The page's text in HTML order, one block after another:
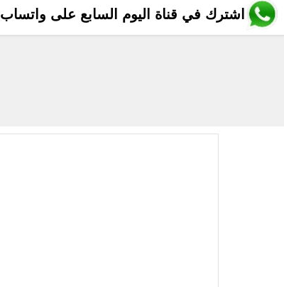
اشترك في قناة اليوم السابع على واتساب